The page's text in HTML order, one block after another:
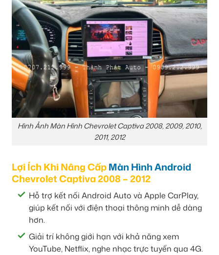
Hình Ảnh Màn Hình Chevrolet Captiva 2008, 2009, 2010,
2011, 2012
Lợi Ích Khi Nâng CấpMàn Hình Android
Chevrolet Captiva 2008 – 2012
Hỗ trợ kết nối Android Auto và Apple CarPlay,
giúp kết nối với điện thoại thông minh dễ dàng
hơn.
Giải trí không giới hạn với khả năng xem
YouTube, Netflix, nghe nhạc trực tuyến qua 4G.